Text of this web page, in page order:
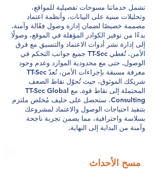
تشمل خدماتنا مسوحات تفصيلية للمواقع،
وتحليلات مبنية على البيانات، وأنظمة اعتماد
مصممة خصيصًا لضمان إدارة وصول فعّالة وآمنة.
بدءًا من توفير الكوادر المؤهلة في الموقع، وصولًا
إلى إدارة نشر أدوات الاعتماد والتنسيق مع فرق
الأمن، تُغطي TT-Sec جميع جوانب التحكم في
الوصول. حتى مع محدودية الموارد وعدم وجود
معرفة مسبقة بإجراءات الأمن، تُعدّ TT-Sec
شريكك الموثوق، حيث تُحوّل نقاط الضعف
المحتملة إلى نقاط قوة. مع TT-Sec Global
Consulting، ستحصل على حليف مُخلص ملتزم
بتنفيذ احتياجات الوصول والاعتماد لمشروعك
بسلاسة واحترافية، مما يضمن تجربة ناجحة
وآمنة من البداية إلى النهاية.
مسح الأحداث